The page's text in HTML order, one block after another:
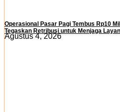
Operasional Pasar Pagi Tembus Rp10
Tegaskan Retribusi untuk Menjaga
Agustus 4, 2026